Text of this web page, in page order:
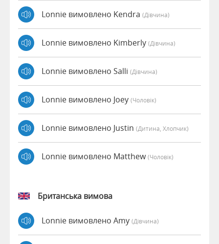
Lonnie вимовлено Kendra (дівчина)
Lonnie вимовлено Kimberly (дівчина)
Lonnie вимовлено Salli (дівчина)
Lonnie вимовлено Joey (чоловік)
Lonnie вимовлено Justin (дитина, Хлопчик)
Lonnie вимовлено Matthew(чоловік)
Британська вимова
Lonnie вимовлено Amy (дівчина)